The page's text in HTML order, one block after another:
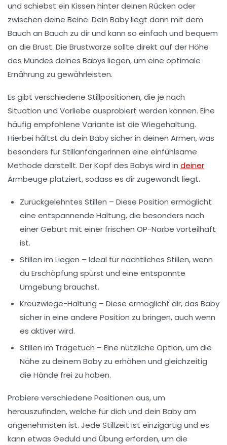
und schiebst ein Kissen hinter deinen Rücken oder
zwischen deine Beine. Dein Baby liegt dann mit dem
Bauch an Bauch zu dir und kann so einfach und bequem
an die Brust. Die Brustwarze sollte direkt auf der Höhe
des Mundes deines Babys liegen, um eine optimale
Ernährung zu gewährleisten.
Es gibt verschiedene Stillpositionen, die je nach
Situation und Vorliebe ausprobiert werden können. Eine
häufig empfohlene Variante ist die Wiegehaltung.
Hierbei hältst du dein Baby sicher in deinen Armen, was
besonders fürStillanfängerinnen eine einfühlsame
Methode darstellt. Der Kopf des Babys wird in deiner
Armbeuge platziert, sodass es dir zugewandt liegt.
Zurückgelehntes Stillen – Diese Position ermöglicht
eine entspannende Haltung, die besonders nach
einer Geburt mit einer frischen OP-Narbe vorteilhaft
ist.
Stillen im Liegen – Ideal für nächtliches Stillen, wenn
du Erschöpfung spürst und eine entspannte
Umgebung brauchst.
Kreuzwiege-Haltung – Diese ermöglicht dir, das Baby
sicher in eine andere Position zu bringen, auch wenn
es aktiver wird.
Stillen im Tragetuch – Eine nützliche Option, um die
Nähe zu deinem Baby zu erhöhen und gleichzeitig
die Hände frei zu haben.
Probiere verschiedene Positionen aus, um
herauszufinden, welche für dich und dein Baby am
angenehmsten ist. Jede Stillzeit ist einzigartig und es
kann etwas Geduld und Übung erforden, um die